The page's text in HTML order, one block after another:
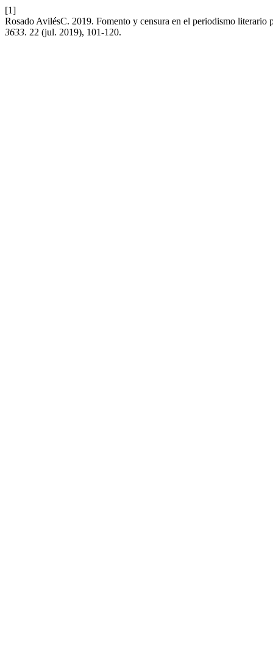
[1]
Rosado AvilésC. 2019. Fomento y censura en el periodismo
3633. 22 (jul. 2019), 101-120.